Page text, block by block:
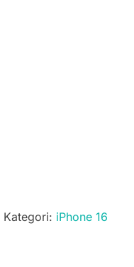
Kategori: iPhone 16